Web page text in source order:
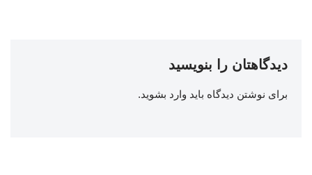
دیدگاهتان را بنویسید
برای نوشتن دیدگاه باید وارد بشوید.